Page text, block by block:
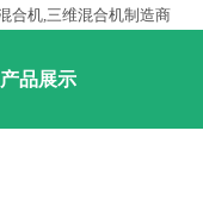
产品展示